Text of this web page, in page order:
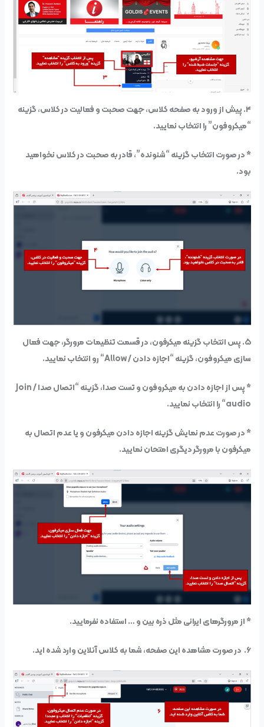
۴. پیش از ورود به صفحه کلاس، جهت صحبت و فعالیت در کلاس، گزینه
“میکروفون” را انتخاب نمایید.
* در صورت انتخاب گزینه “شنونده”، قادر به صحبت در کلاس نخواهید
بود.
۵. پس انتخاب گزینه میکرفون، در قسمت تنظیمات مرورگر، جهت فعال
سازی میکروفون، گزینه “اجازه دادن /Allow
“رو انتخاب نمایید.
* پس از اجازه دادن به میکروفون و تست صدا، گزینه “اتصال صدا /Join
audio
“را انتخاب نمایید.
* در صورت عدم نمایش گزینه اجازه دادن میکرفون و یا عدم اتصال به
میکرفون با مرورگر دیگری امتحان نمایید.
* از مرورگرهای ایرانی مثل ذره بین و … استفاده نفرمایید.
۶. در صورت مشاهده این صفحه، شما به کلاس آنلاین وارد شده اید.